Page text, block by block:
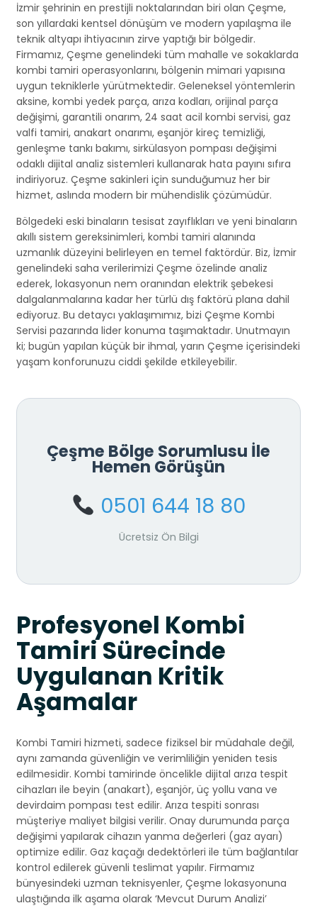
İzmir şehrinin en prestijli noktalarından biri olan Çeşme,
son yıllardaki kentsel dönüşüm ve modern yapılaşma ile
teknik altyapı ihtiyacının zirve yaptığı bir bölgedir.
Firmamız, Çeşme genelindeki tüm mahalle ve sokaklarda
kombi tamiri operasyonlarını, bölgenin mimari yapısına
uygun tekniklerle yürütmektedir. Geleneksel yöntemlerin
aksine, kombi yedek parça, arıza kodları, orijinal parça
değişimi, garantili onarım, 24 saat acil kombi servisi, gaz
valfi tamiri, anakart onarımı, eşanjör kireç temizliği,
genleşme tankı bakımı, sirkülasyon pompası değişimi
odaklı dijital analiz sistemleri kullanarak hata payını sıfıra
indiriyoruz. Çeşme sakinleri için sunduğumuz her bir
hizmet, aslında modern bir mühendislik çözümüdür.
Bölgedeki eski binaların tesisat zayıflıkları ve yeni binaların
akıllı sistem gereksinimleri, kombi tamiri alanında
uzmanlık düzeyini belirleyen en temel faktördür. Biz, İzmir
genelindeki saha verilerimizi Çeşme özelinde analiz
ederek, lokasyonun nem oranından elektrik şebekesi
dalgalanmalarına kadar her türlü dış faktörü plana dahil
ediyoruz. Bu detaycı yaklaşımımız, bizi Çeşme Kombi
Servisi pazarında lider konuma taşımaktadır. Unutmayın
ki; bugün yapılan küçük bir ihmal, yarın Çeşme içerisindeki
yaşam konforunuzu ciddi şekilde etkileyebilir.
Çeşme Bölge Sorumlusu İle
Hemen Görüşün
0501 644 18 80
Ücretsiz Ön Bilgi
Profesyonel Kombi
Tamiri Sürecinde
Uygulanan Kritik
Aşamalar
Kombi Tamiri hizmeti, sadece fiziksel bir müdahale değil,
aynı zamanda güvenliğin ve verimliliğin yeniden tesis
edilmesidir. Kombi tamirinde öncelikle dijital arıza tespit
cihazları ile beyin (anakart), eşanjör, üç yollu vana ve
devirdaim pompası test edilir. Arıza tespiti sonrası
müşteriye maliyet bilgisi verilir. Onay durumunda parça
değişimi yapılarak cihazın yanma değerleri (gaz ayarı)
optimize edilir. Gaz kaçağı dedektörleri ile tüm bağlantılar
kontrol edilerek güvenli teslimat yapılır. Firmamız
bünyesindeki uzman teknisyenler, Çeşme lokasyonuna
ulaştığında ilk aşama olarak ‘Mevcut Durum Analizi’